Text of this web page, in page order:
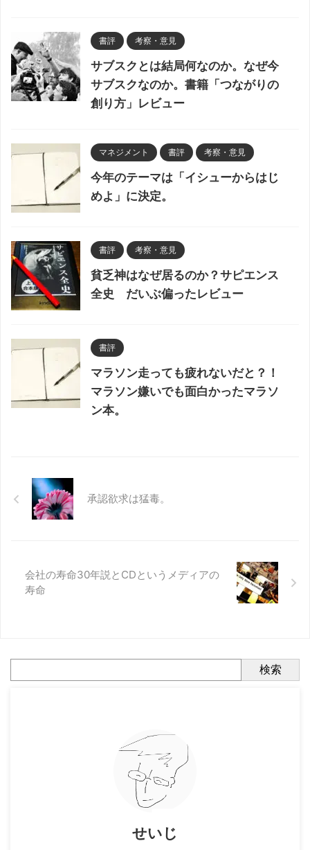
書評 考察・意見
サブスクとは結局何なのか。なぜ今
サブスクなのか。書籍「つながりの
創り方」レビュー
マネジメント 書評 考察・意見
今年のテーマは「イシューからはじ
めよ」に決定。
書評 考察・意見
貧乏神はなぜ居るのか？サピエンス
全史 だいぶ偏ったレビュー
書評
マラソン走っても疲れないだと？！
マラソン嫌いでも面白かったマラソ
ン本。
承認欲求は猛毒。
会社の寿命30年説とCDというメディアの
寿命
検索
せいじ